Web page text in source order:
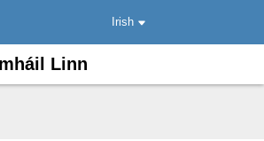
Irish
Linn